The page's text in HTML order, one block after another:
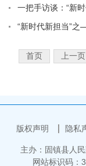
首页 上一页
版权声明 隐私
主办：固镇县人
网站标识码：